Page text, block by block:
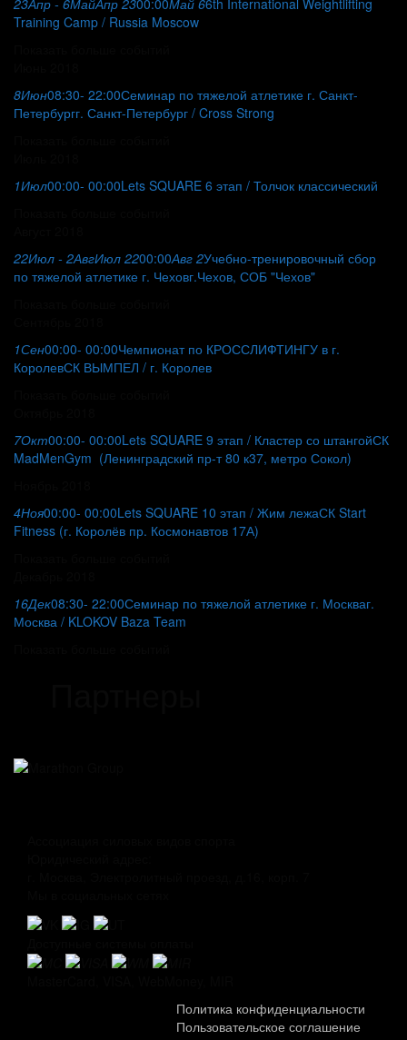
23Апр - 6МайАпр 2300:00Май 66th International Weightlifting
Training Camp / Russia Moscow
8Июн08:30- 22:00Семинар по тяжелой атлетике г. Санкт-
Петербургг. Санкт-Петербург / Cross Strong
1Июл00:00- 00:00Lets SQUARE 6 этап / Толчок классический
22Июл - 2АвгИюл 2200:00Авг 2Учебно-тренировочный сбор
по тяжелой атлетике г. Чеховг.Чехов, СОБ "Чехов"
1Сен00:00- 00:00Чемпионат по КРОССЛИФТИНГУ в г.
КоролевСК ВЫМПЕЛ / г. Королев
7Окт00:00- 00:00Lets SQUARE 9 этап / Кластер со штангойСК
MadMenGym (Ленинградский пр-т 80 к37, метро Сокол)
4Ноя00:00- 00:00Lets SQUARE 10 этап / Жим лежаСК Start
Fitness (г. Королёв пр. Космонавтов 17А)
16Дек08:30- 22:00Семинар по тяжелой атлетике г. Москваг.
Москва / KLOKOV Baza Team
Политика конфиденциальности
Пользовательское соглашение